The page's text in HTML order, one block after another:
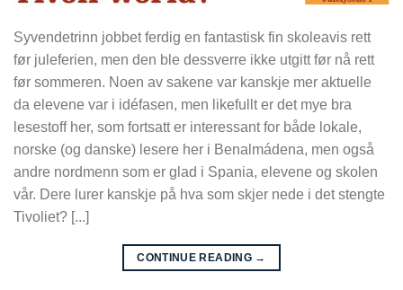
Syvendetrinn jobbet ferdig en fantastisk fin skoleavis rett
før juleferien, men den ble dessverre ikke utgitt før nå rett
før sommeren. Noen av sakene var kanskje mer aktuelle
da elevene var i idéfasen, men likefullt er det mye bra
lesestoff her, som fortsatt er interessant for både lokale,
norske (og danske) lesere her i Benalmádena, men også
andre nordmenn som er glad i Spania, elevene og skolen
vår. Dere lurer kanskje på hva som skjer nede i det stengte
Tivoliet? [...]
CONTINUE READING →